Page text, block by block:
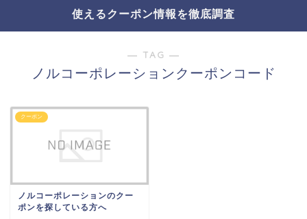
使えるクーポン情報を徹底調査
― TAG ―
ノルコーポレーションクーポンコード
クーポン
ノルコーポレーションのクー
ポンを探している方へ